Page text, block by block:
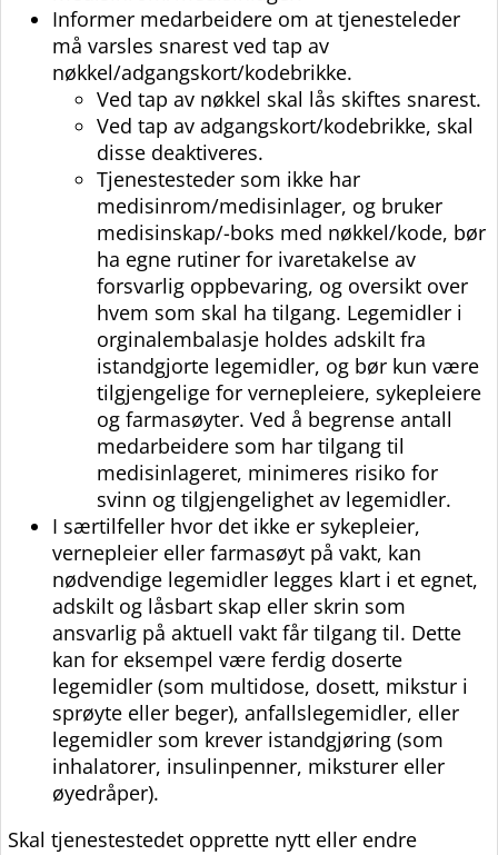
Informer medarbeidere om at tjenesteleder
må varsles snarest ved tap av
nøkkel/adgangskort/kodebrikke.
Ved tap av nøkkel skal lås skiftes snarest.
Ved tap av adgangskort/kodebrikke, skal
disse deaktiveres.
Tjenestesteder som ikke har
medisinrom/medisinlager, og bruker
medisinskap/-boks med nøkkel/kode, bør
ha egne rutiner for ivaretakelse av
forsvarlig oppbevaring, og oversikt over
hvem som skal ha tilgang. Legemidler i
orginalembalasje holdes adskilt fra
istandgjorte legemidler, og bør kun være
tilgjengelige for vernepleiere, sykepleiere
og farmasøyter. Ved å begrense antall
medarbeidere som har tilgang til
medisinlageret, minimeres risiko for
svinn og tilgjengelighet av legemidler.
I særtilfeller hvor det ikke er sykepleier,
vernepleier eller farmasøyt på vakt, kan
nødvendige legemidler legges klart i et egnet,
adskilt og låsbart skap eller skrin som
ansvarlig på aktuell vakt får tilgang til. Dette
kan for eksempel være ferdig doserte
legemidler (som multidose, dosett, mikstur i
sprøyte eller beger), anfallslegemidler, eller
legemidler som krever istandgjøring (som
inhalatorer, insulinpenner, miksturer eller
øyedråper).
Skal tjenestestedet opprette nytt eller endre